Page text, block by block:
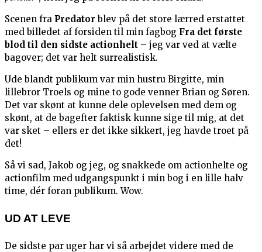
Scenen fra Predator blev på det store lærred erstattet
med billedet af forsiden til min fagbog Fra det første
blod til den sidste actionhelt – jeg var ved at vælte
bagover; det var helt surrealistisk.
Ude blandt publikum var min hustru Birgitte, min
lillebror Troels og mine to gode venner Brian og Søren.
Det var skønt at kunne dele oplevelsen med dem og
skønt, at de bagefter faktisk kunne sige til mig, at det
var sket – ellers er det ikke sikkert, jeg havde troet på
det!
Så vi sad, Jakob og jeg, og snakkede om actionhelte og
actionfilm med udgangspunkt i min bog i en lille halv
time, dér foran publikum. Wow.
UD AT LEVE
De sidste par uger har vi så arbejdet videre med de